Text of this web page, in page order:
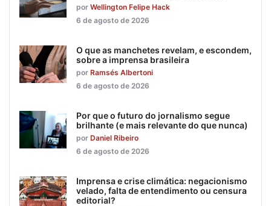
por Wellington Felipe Hack
6 de agosto de 2026
O que as manchetes revelam, e escondem,
sobre a imprensa brasileira
por Ramsés Albertoni
6 de agosto de 2026
Por que o futuro do jornalismo segue
brilhante (e mais relevante do que nunca)
por Daniel Ribeiro
6 de agosto de 2026
Imprensa e crise climática: negacionismo
velado, falta de entendimento ou censura
editorial?